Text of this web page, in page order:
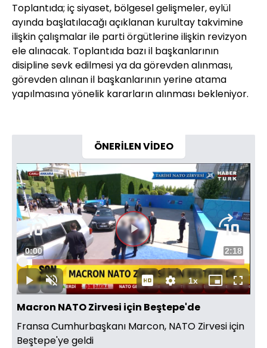
Toplantıda; iç siyaset, bölgesel gelişmeler, eylül
ayında başlatılacağı açıklanan kurultay takvimine
ilişkin çalışmalar ile parti örgütlerine ilişkin revizyon
ele alınacak. Toplantıda bazı il başkanlarının
disipline sevk edilmesi ya da görevden alınması,
görevden alınan il başkanlarının yerine atama
yapılmasına yönelik kararların alınması bekleniyor.
ÖNERİLEN VİDEO
Videoyu
Oynat
OynatSesi
Aç
Süre
0:00 Toplam
Süre
2:18
Yüklendi:
4.30%
1xOynatma
Hızı
Mini
oynatıcı
Tam
Ekran
Macron NATO Zirvesi için Beştepe'de
Fransa Cumhurbaşkanı Marcon, NATO Zirvesi için
Beştepe'ye geldi